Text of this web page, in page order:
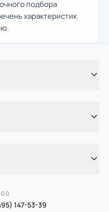
подбора
характеристик
147-53-39